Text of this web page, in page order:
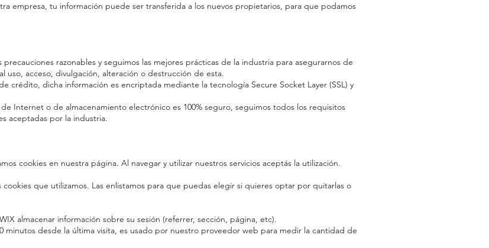
empresa, tu información puede ser transferida a los nuevos propietarios, para que podamos
razonables y seguimos las mejores prácticas de la industria para asegurarnos de
uso, acceso, divulgación, alteración o destrucción de esta.
crédito, dicha información es encriptada mediante la tecnología Secure Socket Layer (SSL) y
Internet o de almacenamiento electrónico es 100% seguro, seguimos todos los requisitos
aceptadas por la industria.
cookies en nuestra página. Al navegar y utilizar nuestros servicios aceptás la utilización.
que utilizamos. Las enlistamos para que puedas elegir si quieres optar por quitarlas o
almacenar información sobre su sesión (referrer, sección, página, etc).
minutos desde la última visita, es usado por nuestro proveedor web para medir la cantidad de